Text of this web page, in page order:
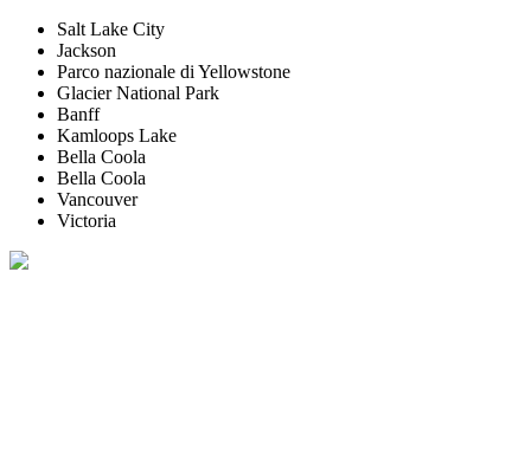
Salt Lake City
Jackson
Parco nazionale di Yellowstone
Glacier National Park
Banff
Kamloops Lake
Bella Coola
Bella Coola
Vancouver
Victoria